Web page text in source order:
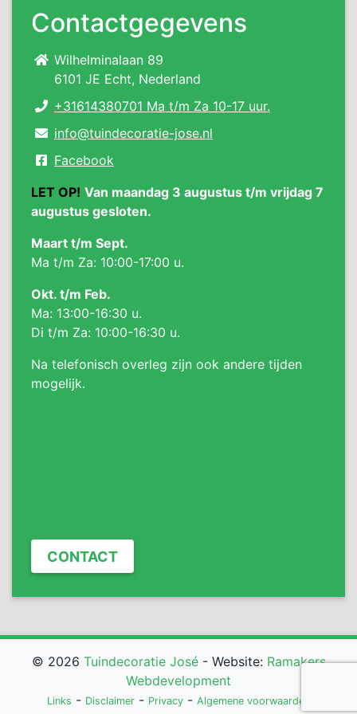
Contactgegevens
Wilhelminalaan 89
6101 JE Echt, Nederland
+31614380701 Ma t/m Za 10-17 uur.
info@tuindecoratie-jose.nl
Facebook
LET OP! Van maandag 3 augustus t/m vrijdag 7
augustus gesloten.
Maart t/m Sept.
Ma t/m Za: 10:00-17:00 u.
Okt. t/m Feb.
Ma: 13:00-16:30 u.
Di t/m Za: 10:00-16:30 u.
Na telefonisch overleg zijn ook andere tijden
mogelijk.
CONTACT
© 2026 Tuindecoratie José- Website: Ramakers
Webdevelopment
Links - Disclaimer - Privacy - Algemene voorwaarden